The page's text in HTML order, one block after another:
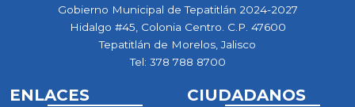
Gobierno Municipal de Tepatitlán 2024-2027
Hidalgo #45, Colonia Centro. C.P. 47600
Tepatitlán de Morelos, Jalisco
Tel: 378 788 8700
ENLACES CIUDADANOS